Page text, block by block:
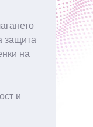
защита
на
и